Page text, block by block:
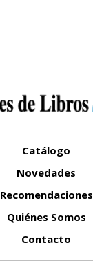
Catálogo
Novedades
Recomendaciones
Quiénes Somos
Contacto